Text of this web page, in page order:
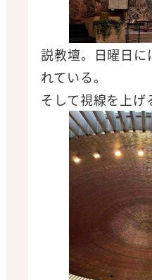
説教壇。日曜日に
れている。
そして視線を上げ